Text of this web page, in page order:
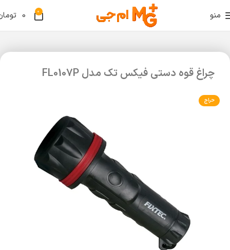
منو 0
0
چراغ قوه دستی فیکس تک مدل FL0107P
حراج